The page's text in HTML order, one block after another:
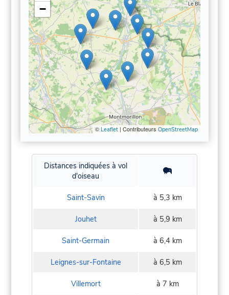
−
© Leaflet| Contributeurs OpenStreetMap
Distances indiquées à vol
d'oiseau
Saint-Savin à 5,3 km
Jouhet à 5,9 km
Saint-Germain à 6,4 km
Leignes-sur-Fontaine à 6,5 km
Villemort à 7 km